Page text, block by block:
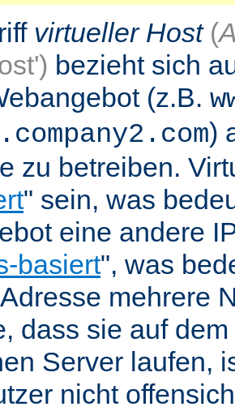
virtueller Host (
bezieht sich
(z.B.
)
zu betreiben.
" sein, was
eine andere
basiert", was
mehrere
dass sie auf
Server laufen,
nicht